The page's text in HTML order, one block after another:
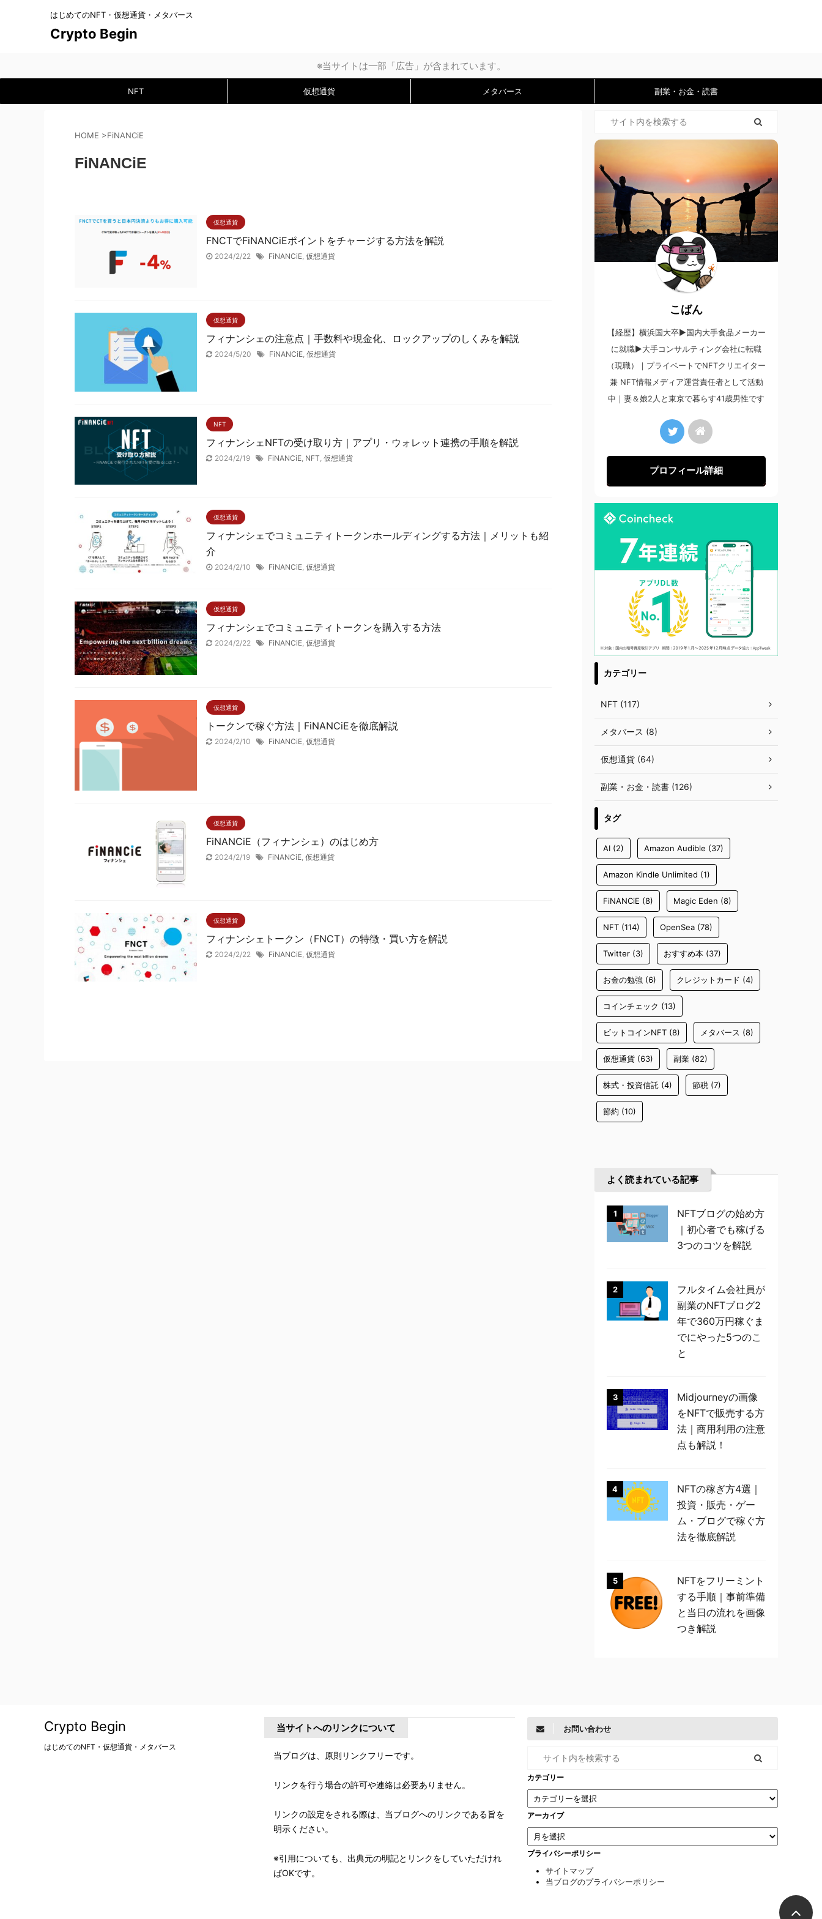
はじめてのNFT・仮想通貨・メタバース
Crypto Begin
※当サイトは一部「広告」が含まれています。
NFT 仮想通貨 メタバース 副業・お金・読書
HOME >FiNANCiE
FiNANCiE
仮想通貨
FNCTでFiNANCiEポイントをチャージする方法を解説
2024/2/22 FiNANCiE, 仮想通貨
仮想通貨
フィナンシェの注意点｜手数料や現金化、ロックアップのしくみを解説
2024/5/20 FiNANCiE, 仮想通貨
NFT
フィナンシェNFTの受け取り方｜アプリ・ウォレット連携の手順を解説
2024/2/19 FiNANCiE NFT 仮想通貨
仮想通貨
フィナンシェでコミュニティトークンホールディングする方法｜メリットも紹
介
2024/2/10 FiNANCiE, 仮想通貨
仮想通貨
フィナンシェでコミュニティトークンを購入する方法
2024/2/22 FiNANCiE, 仮想通貨
仮想通貨
トークンで稼ぐ方法｜FiNANCiEを徹底解説
2024/2/10 FiNANCiE, 仮想通貨
仮想通貨
FiNANCiE（フィナンシェ）のはじめ方
2024/2/19 FiNANCiE 仮想通貨
仮想通貨
フィナンシェトークン（FNCT）の特徴・買い方を解説
2024/2/22 FiNANCiE 仮想通貨
こばん
【経歴】横浜国大卒▶︎国内大手食品メーカー
に就職▶︎大手コンサルティング会社に転職
（現職）｜プライベートでNFTクリエイター
兼 NFT情報メディア運営責任者として活動
中｜妻＆娘2人と東京で暮らす41歳男性です
プロフィール詳細
カテゴリー
NFT (117)
メタバース (8)
仮想通貨 (64)
副業・お金・読書 (126)
タグ
AI (2) Amazon Audible (37)
Amazon Kindle Unlimited (1)
FiNANCiE (8) Magic Eden (8)
NFT (114) OpenSea (78)
Twitter (3) おすすめ本 (37)
お金の勉強 (6) クレジットカード (4)
コインチェック (13)
ビットコインNFT (8) メタバース (8)
仮想通貨 (63) 副業 (82)
株式・投資信託 (4) 節税 (7)
節約 (10)
よく読まれている記事
1
NFTブログの始め方
｜初心者でも稼げる
3つのコツを解説
2
フルタイム会社員が
副業のNFTブログ2
年で360万円稼ぐま
でにやった5つのこ
と
3
Midjourneyの画像
をNFTで販売する方
法｜商用利用の注意
点も解説！
4
NFTの稼ぎ方4選｜
投資・販売・ゲー
ム・ブログで稼ぐ方
法を徹底解説
5
NFTをフリーミント
する手順｜事前準備
と当日の流れを画像
つき解説
当サイトへのリンクについて
当ブログは、原則リンクフリーです。
リンクを行う場合の許可や連絡は必要ありません。
リンクの設定をされる際は、当ブログへのリンクである旨を
明示ください。
※引用についても、出典元の明記とリンクをしていただけれ
ばOKです。
お問い合わせ
カテゴリー
アーカイブ
プライバシーポリシー
サイトマップ
当ブログのプライバシーポリシー
Crypto Begin
はじめてのNFT・仮想通貨・メタバース